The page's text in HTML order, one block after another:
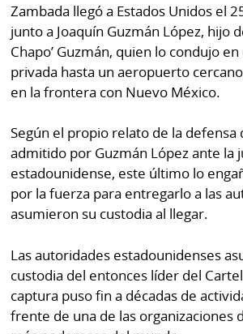
Zambada llegó a Estados Unidos el
junto a Joaquín Guzmán López, hijo
Chapo’ Guzmán, quien lo condujo
privada hasta un aeropuerto cercano
en la frontera con Nuevo México.
Según el propio relato de la defensa
admitido por Guzmán López ante la
estadounidense, este último lo
por la fuerza para entregarlo a las
asumieron su custodia al llegar.
Las autoridades estadounidenses
custodia del entonces líder del
captura puso fin a décadas de
frente de una de las organizaciones